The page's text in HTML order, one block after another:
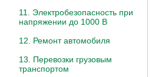
11. Электробезопасность при
напряжении до 1000 В
12. Ремонт автомобиля
13. Перевозки грузовым
транспортом